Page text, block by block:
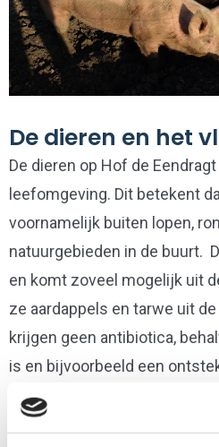
De dieren en het
De dieren op Hof de
leefomgeving. Dit betekent
voornamelijk buiten lopen,
natuurgebieden in de buurt.
en komt zoveel mogelijk uit
ze aardappels en tarwe uit
krijgen geen antibiotica,
is en bijvoorbeeld een
Hof de Eendragt verkoopt
varkens in pakketten, maar